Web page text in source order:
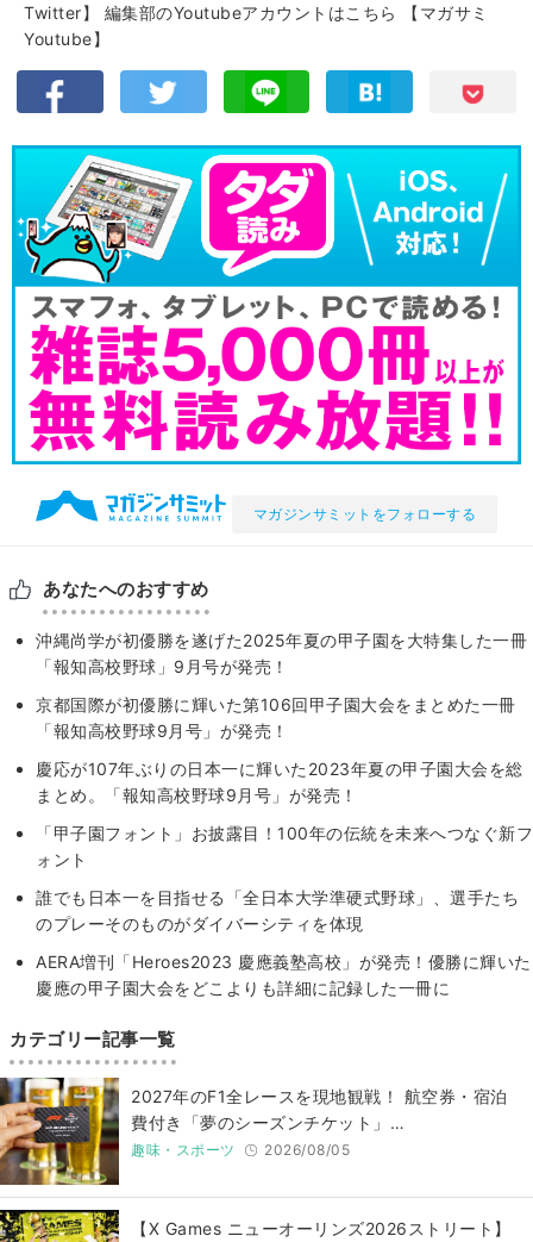
Twitter】 編集部のYoutubeアカウントはこちら
【マガサミ
Youtube】
マガジンサミットをフォローする
あなたへのおすすめ
沖縄尚学が初優勝を遂げた2025年夏の甲子園を大特集した一冊
「報知高校野球」9月号が発売！
京都国際が初優勝に輝いた第106回甲子園大会をまとめた一冊
「報知高校野球9月号」が発売！
慶応が107年ぶりの日本一に輝いた2023年夏の甲子園大会を総
まとめ。「報知高校野球9月号」が発売！
「甲子園フォント」お披露目！100年の伝統を未来へつなぐ新フ
ォント
誰でも日本一を目指せる「全日本大学準硬式野球」、選手たち
のプレーそのものがダイバーシティを体現
AERA増刊「Heroes2023 慶應義塾高校」が発売！優勝に輝いた
慶應の甲子園大会をどこよりも詳細に記録した一冊に
カテゴリー記事一覧
2027年のF1全レースを現地観戦！ 航空券・宿泊
費付き「夢のシーズンチケット」…
趣味・スポーツ 2026/08/05
【X Games ニューオーリンズ2026ストリート】